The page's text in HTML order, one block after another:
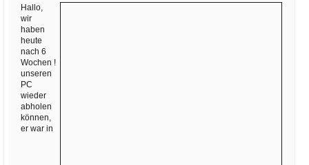
Hallo,
wir
haben
heute
nach 6
Wochen !
unseren
PC
wieder
abholen
können,
er war in
E-Mail
E-Mail bestätigen